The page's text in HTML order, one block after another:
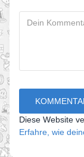
Diese Website
Erfahre, wie